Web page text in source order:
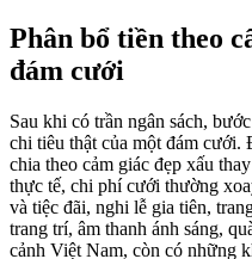
Phân bổ tiền theo
đám cưới
Sau khi có trần ngân sách,
chi tiêu thật của một đám
chia theo cảm giác đẹp xấu
thực tế, chi phí cưới thường
và tiệc đãi, nghi lễ gia tiên,
trang trí, âm thanh ánh sáng,
cảnh Việt Nam, còn có những